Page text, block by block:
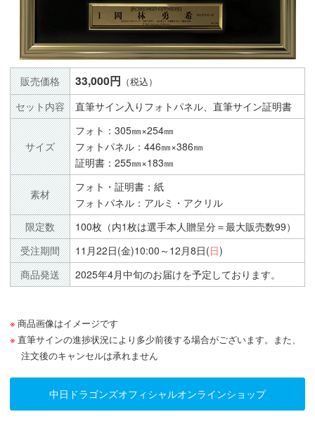
販売価格 33,000円 （税込）
セット内容 直筆サイン入りフォトパネル、直筆サイン証明書
サイズ
フォト：305㎜×254㎜
フォトパネル：446㎜×386㎜
証明書：255㎜×183㎜
素材
フォト・証明書：紙
フォトパネル：アルミ・アクリル
限定数
100枚（内1枚は選手本人贈呈分＝最大販売数99）
受注期間
11月22日(金)10:00～12月8日(日)
商品発送
2025年4月中旬のお届けを予定しております。
商品画像はイメージです
直筆サインの進捗状況により多少前後する場合がございます。また、
注文後のキャンセルは承れません
中日ドラゴンズオフィシャルオンラインショップ